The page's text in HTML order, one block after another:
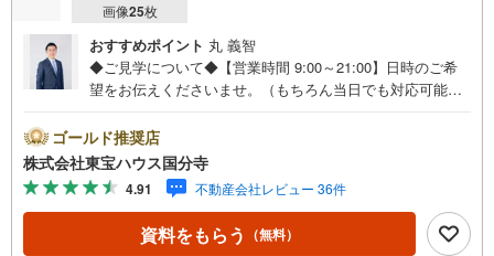
画像25枚
おすすめポイント 丸 義智
◆ご見学について◆【営業時間 9:00～21:00】日時のご希
望をお伝えくださいませ。（もちろん当日でも対応可能で
のご連絡をおすすめいたします。「室内・現地を見学す
る」ボタンよりご予約いただくと、スムーズにご案内可能
です。事前に鍵の手配や内覧準備が必要な場合がございま
すのでご了承ください。◆TOHO HOUSE CLUB◆弊社で売
買いただいたお客様はTOHO HOUSE CLUBにご加入いただ
けます。10～20、30年後のリフォーム、保険やローンの見
ゴールド推奨店
株式会社東宝ハウス国分寺
4.91 不動産会社レビュー 36件
資料をもらう （無料）